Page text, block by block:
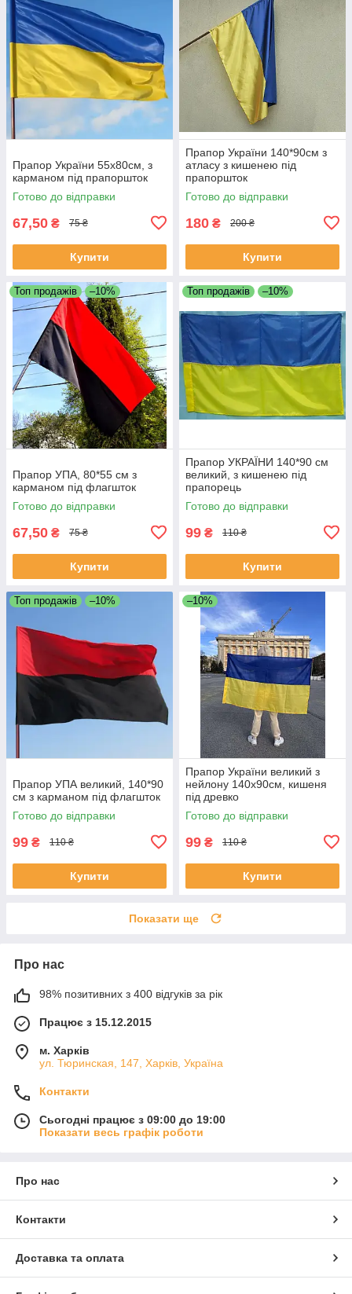
Прапор України 55х80см, з
карманом під прапоршток
Готово до відправки
67,50 ₴ 75 ₴
Купити
Прапор України 140*90см з
атласу з кишенею під
прапоршток
Готово до відправки
180 ₴ 200 ₴
Купити
Топ продажів –10%
Прапор УПА, 80*55 см з
карманом під флагшток
Готово до відправки
67,50 ₴ 75 ₴
Купити
Топ продажів –10%
Прапор УКРАЇНИ 140*90 см
великий, з кишенею під
прапорець
Готово до відправки
99 ₴ 110 ₴
Купити
Топ продажів –10%
Прапор УПА великий, 140*90
см з карманом під флагшток
Готово до відправки
99 ₴ 110 ₴
Купити
–10%
Прапор України великий з
нейлону 140х90см, кишеня
під древко
Готово до відправки
99 ₴ 110 ₴
Купити
Показати ще
Про нас
98% позитивних з 400 відгуків за рік
Працює з 15.12.2015
м. Харків
ул. Тюринская, 147, Харків, Україна
Контакти
Сьогодні працює з 09:00 до 19:00
Показати весь графік роботи
Про нас
Контакти
Доставка та оплата